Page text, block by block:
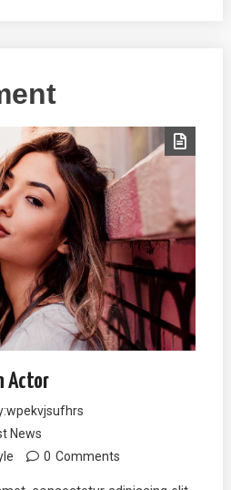
Actor
wpekvjsufhrs
News
0 Comments